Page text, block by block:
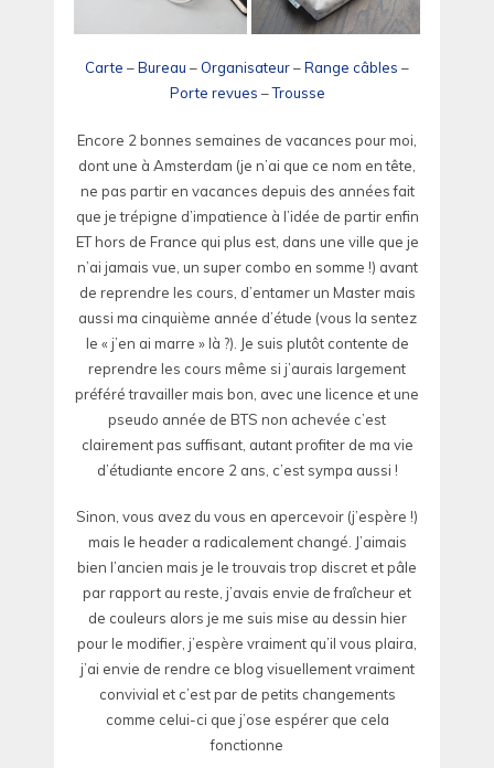
Carte –Bureau – Organisateur–Range câbles –
Porte revues –Trousse
Encore 2 bonnes semaines de vacances pour moi,
dont une à Amsterdam (je n’ai que ce nom en tête,
ne pas partir en vacances depuis des années fait
que je trépigne d’impatience à l’idée de partir enfin
ET hors de France qui plus est, dans une ville que je
n’ai jamais vue, un super combo en somme !) avant
de reprendre les cours, d’entamer un Master mais
aussi ma cinquième année d’étude (vous la sentez
le « j’en ai marre » là ?). Je suis plutôt contente de
reprendre les cours même si j’aurais largement
préféré travailler mais bon, avec une licence et une
pseudo année de BTS non achevée c’est
clairement pas suffisant, autant profiter de ma vie
d’étudiante encore 2 ans, c’est sympa aussi !
Sinon, vous avez du vous en apercevoir (j’espère !)
mais le header a radicalement changé. J’aimais
bien l’ancien mais je le trouvais trop discret et pâle
par rapport au reste, j’avais envie de fraîcheur et
de couleurs alors je me suis mise au dessin hier
pour le modifier, j’espère vraiment qu’il vous plaira,
j’ai envie de rendre ce blog visuellement vraiment
convivial et c’est par de petits changements
comme celui-ci que j’ose espérer que cela
fonctionne